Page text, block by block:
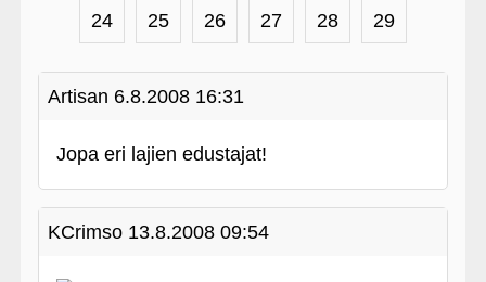
24 25 26 27 28 29
Artisan 6.8.2008 16:31
Jopa eri lajien edustajat!
KCrimso 13.8.2008 09:54